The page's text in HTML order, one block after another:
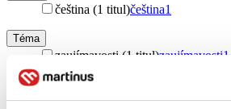
čeština (1 titul)čeština1
Téma
zaujímavosti (1 titul)zaujímavosti1
Vydavateľstvo
Carpe Momentum (1 titul)Carpe